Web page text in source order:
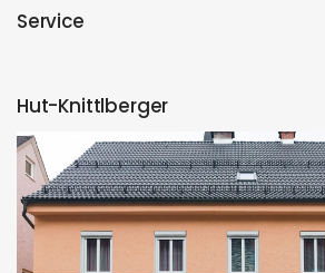
Service
Hut-Knittlberger